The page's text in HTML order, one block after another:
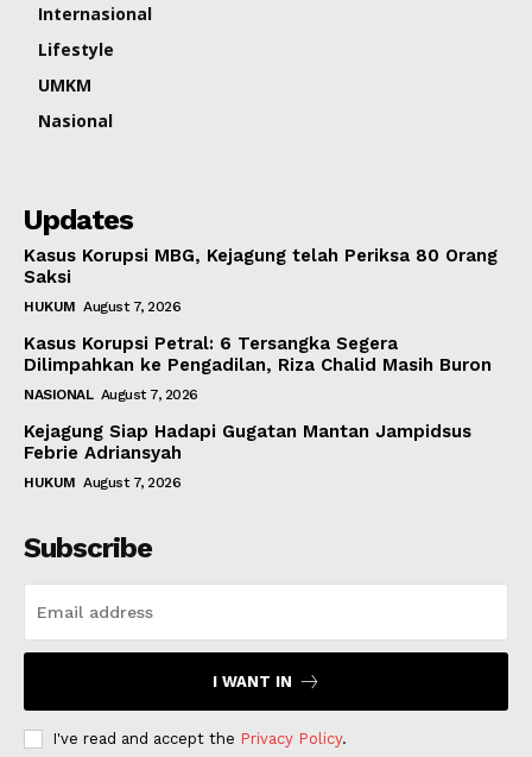
Internasional
Lifestyle
UMKM
Nasional
Updates
Kasus Korupsi MBG, Kejagung telah Periksa 80 Orang
Saksi
HUKUM August 7, 2026
Kasus Korupsi Petral: 6 Tersangka Segera
Dilimpahkan ke Pengadilan, Riza Chalid Masih Buron
NASIONAL August 7, 2026
Kejagung Siap Hadapi Gugatan Mantan Jampidsus
Febrie Adriansyah
HUKUM August 7, 2026
Subscribe
I WANT IN
I've read and accept the Privacy Policy.